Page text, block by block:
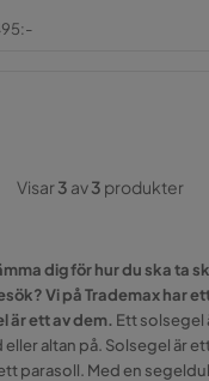
Visar3 av3 produkter
dig för hur du ska ta
Vi på Trademax har
är ett av dem. Ett solsegel
altan på. Solsegel är
parasoll. Med en